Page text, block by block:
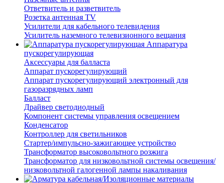
Ответвитель и разветвитель
Розетка антенная TV
Усилители для кабельного телевидения
Усилитель наземного телевизионного вещания
Аппаратура
пускорегулирующая
Аксессуары для балласта
Аппарат пускорегулирующий
Аппарат пускорегулирующий электронный для
газоразрядных ламп
Балласт
Драйвер светодиодный
Компонент системы управления освещением
Конденсатор
Контроллер для светильников
Стартер/импульсно-зажигающее устройство
Трансформатор высоковольтного розжига
Трансформатор для низковольтной системы освещения/
низковольтной галогенной лампы накаливания